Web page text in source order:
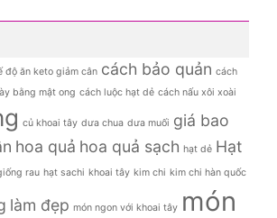
độ ăn keto giảm cân cách bảo quản cách
bằng mật ong cách luộc hạt dẻ cách nấu xôi xoài
củ khoai tây dưa chua dưa muối giá bao
hoa quả hoa quả sạch hạt dẻ Hạt
rau hạt sachi khoai tây kim chi kim chi hàn quốc
làm đẹp món ngon với khoai tây món